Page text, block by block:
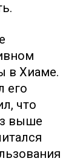
в Хиаме.
его
что
выше